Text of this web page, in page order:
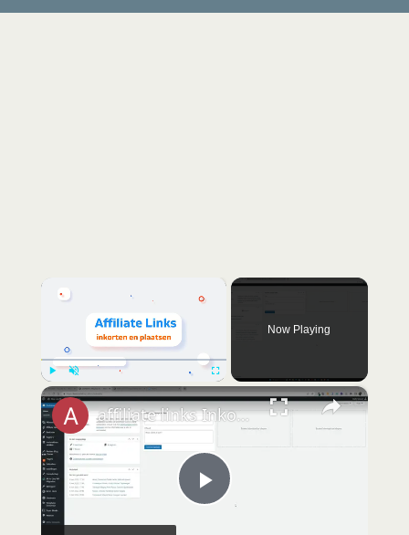
Play Unmute Fullscreen
Now Playing
×
P
affiliate links Inkorten plugin